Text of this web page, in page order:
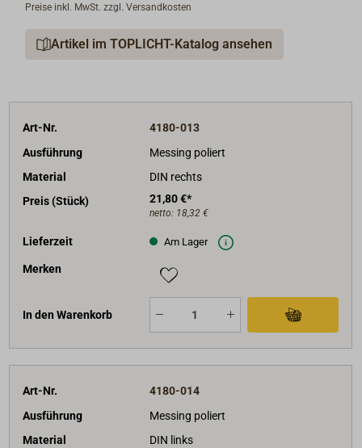
Preise inkl. MwSt. zzgl. Versandkosten
Artikel im TOPLICHT-Katalog ansehen
Art-Nr.
4180-013
Ausführung
Messing poliert
Material
DIN rechts
Preis (Stück)
21,80 €*
netto: 18,32 €
Lieferzeit Am Lager
Merken
In den Warenkorb
Art-Nr.
4180-014
Ausführung
Messing poliert
Material
DIN links